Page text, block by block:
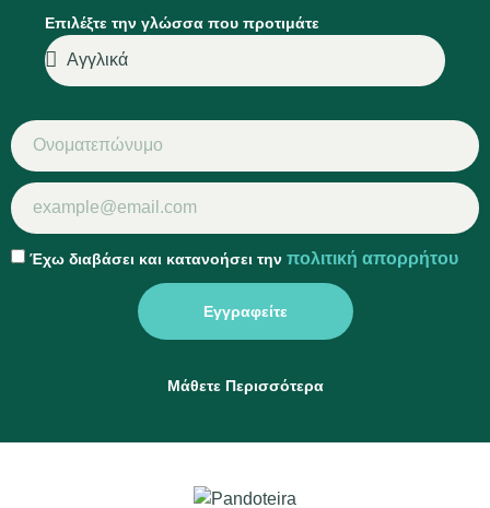
Επιλέξτε την γλώσσα που προτιμάτε
Έχω διαβάσει και κατανοήσει την πολιτική απορρήτου
Εγγραφείτε
Μάθετε Περισσότερα